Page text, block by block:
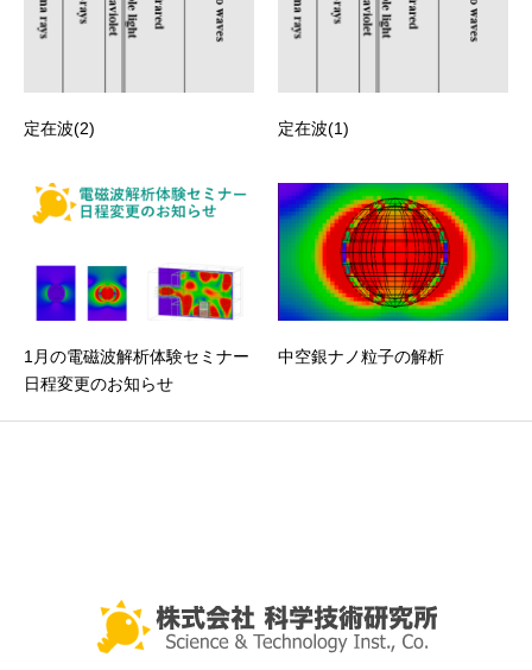
定在波(2) 定在波(1)
1月の電磁波解析体験セミナー
日程変更のお知らせ
中空銀ナノ粒子の解析